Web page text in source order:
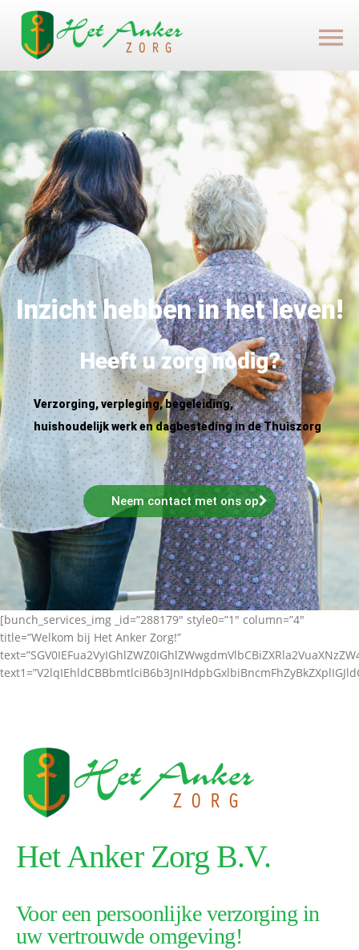
Inzicht hebben in het leven!
Heeft u zorg nodig?
Verzorging, verpleging, begeleiding,
huishoudelijk werk en dagbesteding in de Thuiszorg
Neem contact met ons op
[bunch_services_img _id=”288179″ style0=”1″ column=”4″
title=”Welkom bij Het Anker Zorg!”
Het Anker Zorg B.V.
Voor een persoonlijke verzorging in
uw vertrouwde omgeving!